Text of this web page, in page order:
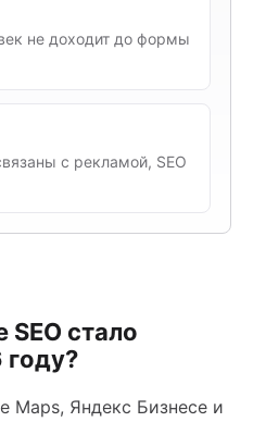
не доходит до формы
с рекламой, SEO
стало
Maps, Яндекс Бизнесе и